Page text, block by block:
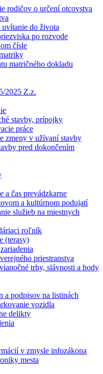
rodičov o určení otcovstva
do života
po rozvode
čísle
matričného dokladu
2025 Z.z.
stavby, prípojky
práce
zmeny v užívaní stavby
pred dokončením
a čas prevádzkarne
a kultúrnom podujatí
služieb na miestnych
roľník
(terasy)
priestranstva
trhy, slávnosti a hody
a podpisov na listinách
vozidla
delikty
v zmysle infozákona
mesta